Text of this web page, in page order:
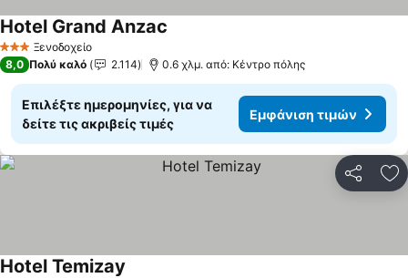
3 ΑστέριαΞενοδοχείο
Hotel Grand Anzac
8,0 Πολύ καλό 2.114 0.6 χλμ. από: Κέντρο πόλης
Επιλέξτε ημερομηνίες, για να
δείτε τις ακριβείς τιμές
Εμφάνιση τιμών
Hotel Temizay